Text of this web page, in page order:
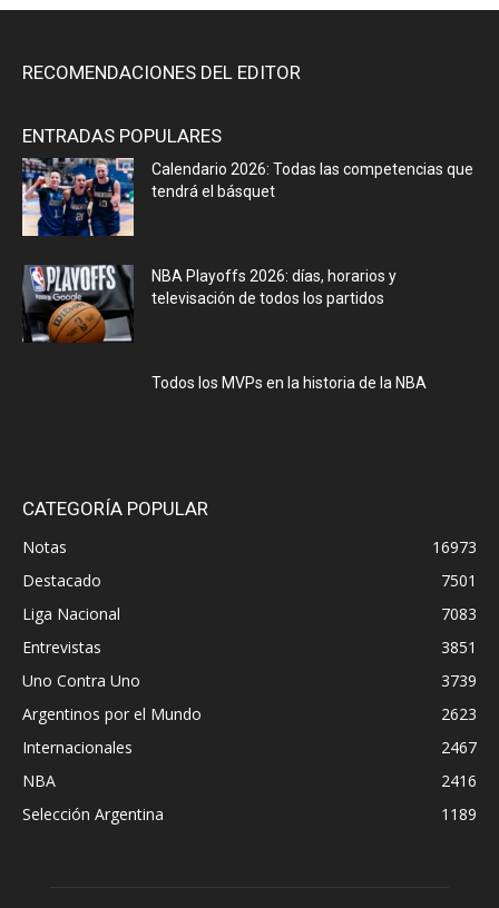
RECOMENDACIONES DEL EDITOR
ENTRADAS POPULARES
Calendario 2026: Todas las competencias que
tendrá el básquet
NBA Playoffs 2026: días, horarios y
televisación de todos los partidos
Todos los MVPs en la historia de la NBA
CATEGORÍA POPULAR
Notas
16973
Destacado
7501
Liga Nacional
7083
Entrevistas
3851
Uno Contra Uno
3739
Argentinos por el Mundo
2623
Internacionales
2467
NBA
2416
Selección Argentina
1189